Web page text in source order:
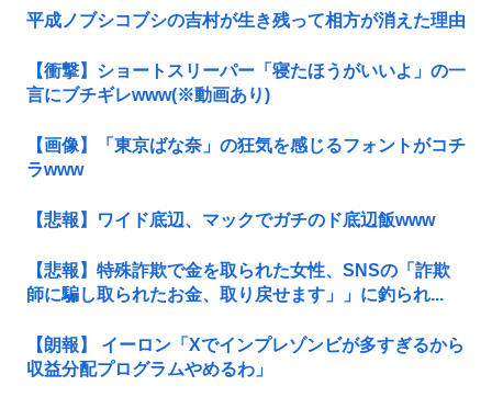
平成ノブシコブシの吉村が生き残って相方が消えた理由
【衝撃】ショートスリーパー「寝たほうがいいよ」の一
言にブチギレwww(※動画あり)
【画像】「東京ばな奈」の狂気を感じるフォントがコチ
ラwww
【悲報】ワイド底辺、マックでガチのド底辺飯www
【悲報】特殊詐欺で金を取られた女性、SNSの「詐欺
師に騙し取られたお金、取り戻せます」」に釣られ...
【朗報】 イーロン「Xでインプレゾンビが多すぎるから
収益分配プログラムやめるわ」